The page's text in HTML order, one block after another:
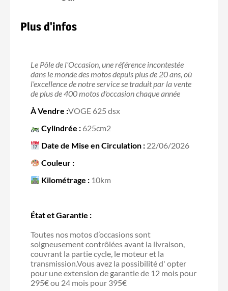
Plus d'infos
Le Pôle de l'Occasion, une référence incontestée
dans le monde des motos depuis plus de 20 ans, où
l'excellence de notre service se traduit par la vente
de plus de 400 motos d'occasion chaque année
À Vendre :VOGE 625 dsx
Cylindrée : 625cm2
Date de Mise en Circulation : 22/06/2026
Couleur :
Kilométrage : 10km
État et Garantie :
Toutes nos motos d’occasions sont
soigneusement contrôlées avant la livraison,
couvrant la partie cycle, le moteur et la
transmission.Vous avez la possibilité d' opter
pour une extension de garantie de 12 mois pour
295€ ou 24 mois pour 395€